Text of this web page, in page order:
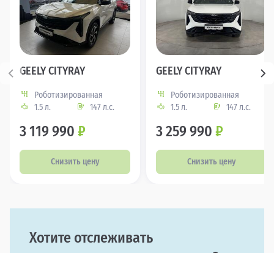
GEELY CITYRAY
Роботизированная
1.5 л.
147 л.с.
3 119 990 ₽
Снизить цену
GEELY CITYRAY
Роботизированная
1.5 л.
147 л.с.
3 259 990 ₽
Снизить цену
Хотите отслеживать